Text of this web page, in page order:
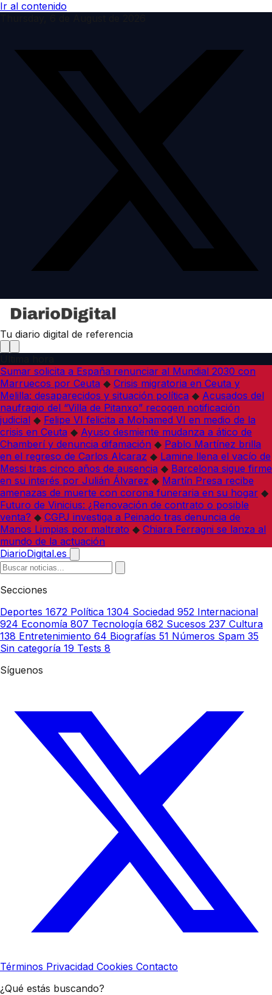
Ir al contenido
Tu diario digital de referencia
Sumar solicita a España renunciar al Mundial 2030 con
Marruecos por Ceuta ◆ Crisis migratoria en Ceuta y
Melilla: desaparecidos y situación política ◆ Acusados del
naufragio del “Villa de Pitanxo” recogen notificación
judicial ◆ Felipe VI felicita a Mohamed VI en medio de la
crisis en Ceuta ◆ Ayuso desmiente mudanza a ático de
Chamberí y denuncia difamación ◆ Pablo Martínez brilla
en el regreso de Carlos Alcaraz ◆ Lamine llena el vacío de
Messi tras cinco años de ausencia ◆ Barcelona sigue firme
en su interés por Julián Álvarez ◆ Martín Presa recibe
amenazas de muerte con corona funeraria en su hogar ◆
Futuro de Vinicius: ¿Renovación de contrato o posible
venta? ◆ CGPJ investiga a Peinado tras denuncia de
Manos Limpias por maltrato ◆ Chiara Ferragni se lanza al
mundo de la actuación
DiarioDigital.es
Secciones
Deportes 1672 Política 1304 Sociedad 952 Internacional
924 Economía 807 Tecnología 682 Sucesos 237 Cultura
138 Entretenimiento 64 Biografías 51 Números Spam 35
Sin categoría 19 Tests 8
Síguenos
Términos Privacidad Cookies Contacto
¿Qué estás buscando?